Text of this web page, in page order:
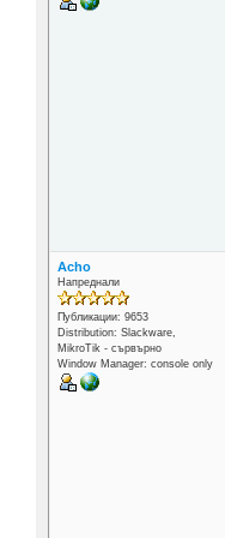
Acho
Напреднали
Публикации: 9653
Distribution: Slackware,
MikroTik - сървърно
Window Manager: console only